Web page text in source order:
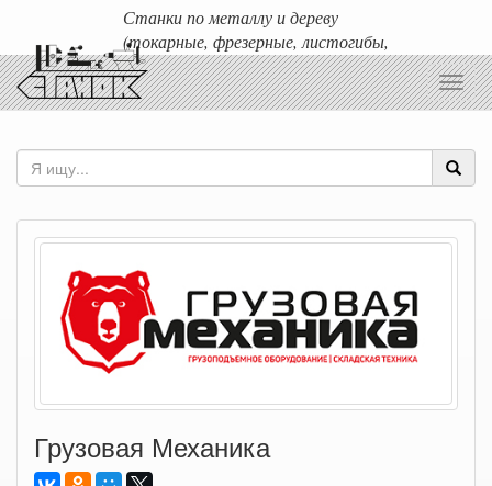
Станки по металлу и дереву
(токарные, фрезерные, листогибы,
гильотины и т.д.)
Доставка любых станков по России и ближнему зарубежью.
Грузовая Механика